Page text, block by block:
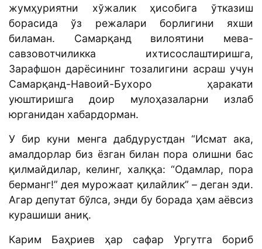
жумҳуриятни хўжалик ҳисобига ўтказиш
борасида ўз режалари борлигини яхши
биламан. Самарқанд вилоятини мева-
савзовотчиликка ихтисослаштиришга,
Зарафшон дарёсининг тозалигини асраш учун
Самарқанд-Навоий-Бухоро ҳаракати
уюштиришга доир мулоҳазаларни излаб
юрганидан хабардорман.
У бир куни менга дабдурустдан “Исмат ака,
амалдорлар биз ёзган билан пора олишни бас
қилмайдилар, келинг, халққа: “Одамлар, пора
берманг!” дея мурожаат қилайлик” – деган эди.
Агар депутат бўлса, энди бу борада ҳам аёвсиз
курашиши аниқ.
Карим Баҳриев ҳар сафар Ургутга бориб